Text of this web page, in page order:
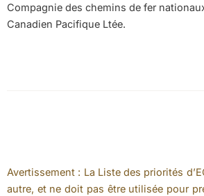
Compagnie des chemins de fer
Canadien Pacifique Ltée.
Avertissement : La Liste des priorités
autre, et ne doit pas être utilisée pour